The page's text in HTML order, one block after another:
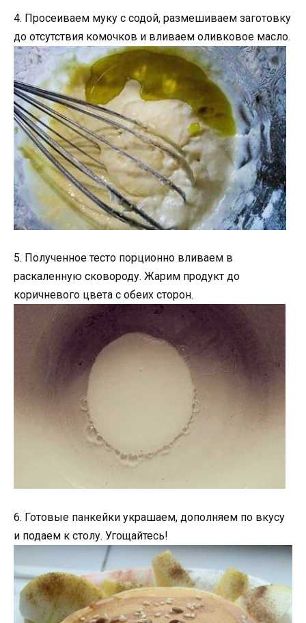
4. Просеиваем муку с содой, размешиваем заготовку
до отсутствия комочков и вливаем оливковое масло.
5. Полученное тесто порционно вливаем в
раскаленную сковороду. Жарим продукт до
коричневого цвета с обеих сторон.
6. Готовые панкейки украшаем, дополняем по вкусу
и подаем к столу. Угощайтесь!